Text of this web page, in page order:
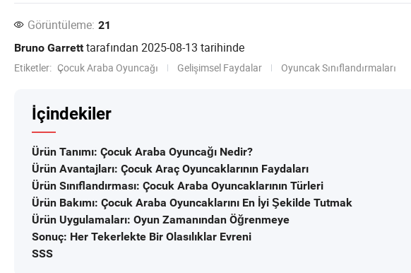
Görüntüleme: 21
Bruno Garrett tarafından 2025-08-13 tarihinde
Etiketler: Çocuk Araba Oyuncağı Gelişimsel Faydalar Oyuncak Sınıflandırmaları
İçindekiler
Ürün Tanımı: Çocuk Araba Oyuncağı Nedir?
Ürün Avantajları: Çocuk Araç Oyuncaklarının Faydaları
Ürün Sınıflandırması: Çocuk Araba Oyuncaklarının Türleri
Ürün Bakımı: Çocuk Araba Oyuncaklarını En İyi Şekilde Tutmak
Ürün Uygulamaları: Oyun Zamanından Öğrenmeye
Sonuç: Her Tekerlekte Bir Olasılıklar Evreni
SSS